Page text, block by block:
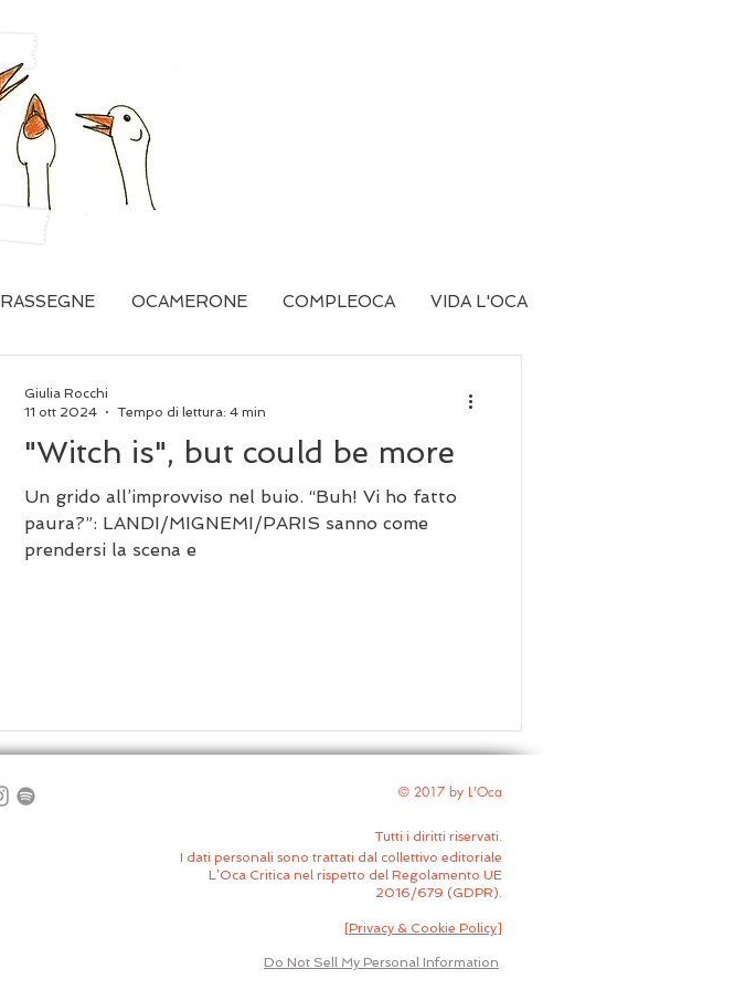
RASSEGNE OCAMERONE COMPLEOCA VIDA L'OCA
"Witch is", but could be more
Un grido all’improvviso nel buio. “Buh! Vi ho fatto
paura?”: LANDI/MIGNEMI/PARIS sanno come
prendersi la scena e
Giulia Rocchi
11 ott 2024
Tempo di lettura: 4 min
© 2017 by L'Oca
Tutti i diritti riservati.
I dati personali sono trattati dal collettivo editoriale
L’Oca Critica nel rispetto del Regolamento UE
2016/679 (GDPR).
[Privacy & Cookie Policy]
Do Not Sell My Personal Information